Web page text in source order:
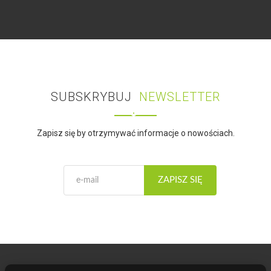
SUBSKRYBUJ NEWSLETTER
Zapisz się by otrzymywać informacje o nowościach.
ZAPISZ SIĘ